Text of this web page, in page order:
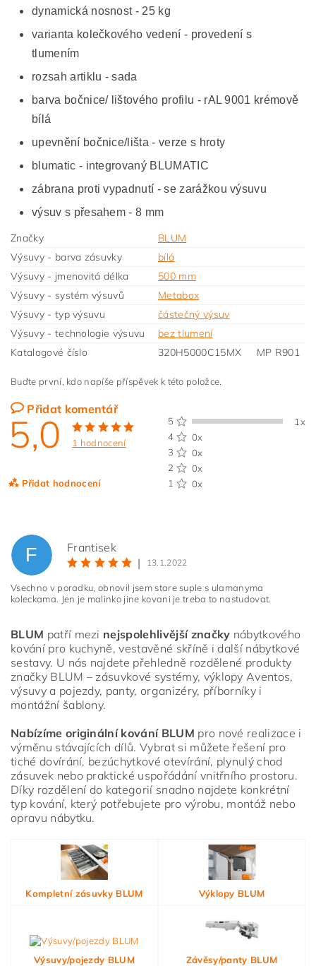
dynamická nosnost - 25 kg
varianta kolečkového vedení - provedení s
tlumením
rozsah artiklu - sada
barva bočnice/ lištového profilu - rAL 9001 krémově
bílá
upevnění bočnice/lišta - verze s hroty
blumatic - integrovaný BLUMATIC
zábrana proti vypadnutí - se zarážkou výsuvu
výsuv s přesahem - 8 mm
Značky
BLUM
Výsuvy - barva zásuvky
bílá
Výsuvy - jmenovitá délka
500 mm
Výsuvy - systém výsuvů
Metabox
Výsuvy - typ výsuvu
částečný výsuv
Výsuvy - technologie výsuvu
bez tlumení
Katalogové číslo
320H5000C15MX MP R901
Buďte první, kdo napíše příspěvek k této položce.
Přidat komentář
5,0 1 hodnocení
Přidat hodnocení
5
1x
4
0x
3
0x
2
0x
1
0x
Vložením hodnocení souhlasíte s
podmínkami ochrany
osobních údajů
F
Frantisek
|
13.1.2022
Vsechno v poradku, obnovil jsem stare suple s ulamanyma
koleckama. Jen je malinko jine kovani je treba to nastudovat.
BLUM patří mezi nejspolehlivější značky nábytkového
kování pro kuchyně, vestavěné skříně i další nábytkové
sestavy. U nás najdete přehledně rozdělené produkty
značky BLUM – zásuvkové systémy, výklopy Aventos,
výsuvy a pojezdy, panty, organizéry, příborníky i
montážní šablony.
Nabízíme originální kování BLUM pro nové realizace i
výměnu stávajících dílů. Vybrat si můžete řešení pro
tiché dovírání, bezúchytkové otevírání, plynulý chod
zásuvek nebo praktické uspořádání vnitřního prostoru.
Díky rozdělení do kategorií snadno najdete konkrétní
typ kování, který potřebujete pro výrobu, montáž nebo
opravu nábytku.
Kompletní zásuvky BLUM Výklopy BLUM
Výsuvy/pojezdy BLUM Závěsy/panty BLUM